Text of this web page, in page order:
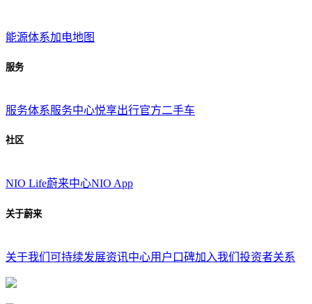
能源体系加电地图
服务
服务体系服务中心悦享出行官方二手车
社区
NIO Life蔚来中心NIO App
关于蔚来
关于我们 可持续发展资讯中心用户口碑加入我们 投资者关系